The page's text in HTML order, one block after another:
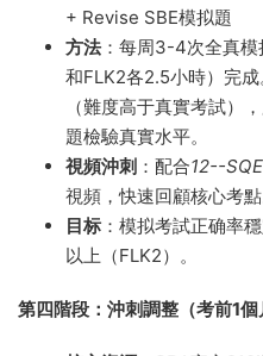
+ Revise SBE模拟題
方法：每周3-4次全真模
和FLK2各2.5小時）完
（難度高于真實考試）
題檢驗真實水平。
視頻沖刺 ：配合12--
視頻，快速回顧核心考點
目标 ：模拟考試正确率
以上（FLK2）。
第四階段：沖刺調整（考前1個